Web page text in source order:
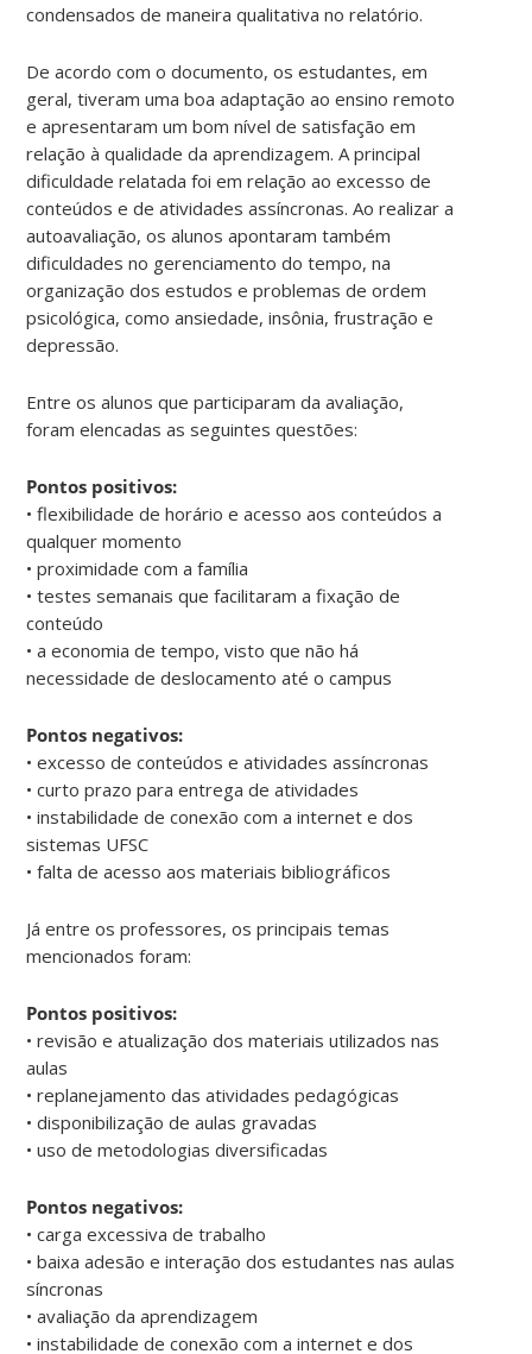
condensados de maneira qualitativa no relatório.
De acordo com o documento, os estudantes, em
geral, tiveram uma boa adaptação ao ensino remoto
e apresentaram um bom nível de satisfação em
relação à qualidade da aprendizagem. A principal
dificuldade relatada foi em relação ao excesso de
conteúdos e de atividades assíncronas. Ao realizar a
autoavaliação, os alunos apontaram também
dificuldades no gerenciamento do tempo, na
organização dos estudos e problemas de ordem
psicológica, como ansiedade, insônia, frustração e
depressão.
Entre os alunos que participaram da avaliação,
foram elencadas as seguintes questões:
Pontos positivos:
• flexibilidade de horário e acesso aos conteúdos a
qualquer momento
• proximidade com a família
• testes semanais que facilitaram a fixação de
conteúdo
• a economia de tempo, visto que não há
necessidade de deslocamento até o campus
Pontos negativos:
• excesso de conteúdos e atividades assíncronas
• curto prazo para entrega de atividades
• instabilidade de conexão com a internet e dos
sistemas UFSC
• falta de acesso aos materiais bibliográficos
Já entre os professores, os principais temas
mencionados foram:
Pontos positivos:
• revisão e atualização dos materiais utilizados nas
aulas
• replanejamento das atividades pedagógicas
• disponibilização de aulas gravadas
• uso de metodologias diversificadas
Pontos negativos:
• carga excessiva de trabalho
• baixa adesão e interação dos estudantes nas aulas
síncronas
• avaliação da aprendizagem
• instabilidade de conexão com a internet e dos